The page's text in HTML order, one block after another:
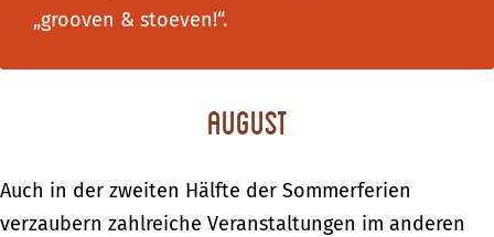
„grooven & stoeven!“.
August
Auch in der zweiten Hälfte der Sommerferien
verzaubern zahlreiche Veranstaltungen im anderen